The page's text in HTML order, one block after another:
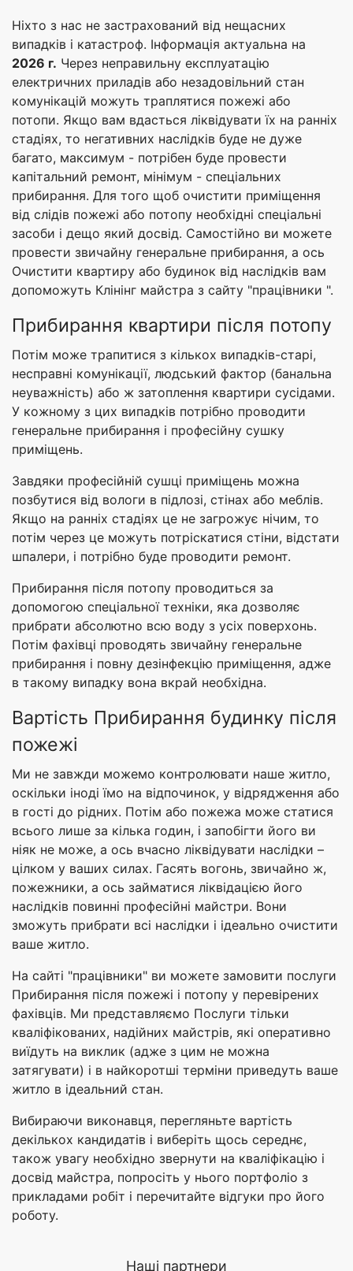
Ніхто з нас не застрахований від нещасних
випадків і катастроф. Інформація актуальна на
2026 г. Через неправильну експлуатацію
електричних приладів або незадовільний стан
комунікацій можуть траплятися пожежі або
потопи. Якщо вам вдасться ліквідувати їх на ранніх
стадіях, то негативних наслідків буде не дуже
багато, максимум - потрібен буде провести
капітальний ремонт, мінімум - спеціальних
прибирання. Для того щоб очистити приміщення
від слідів пожежі або потопу необхідні спеціальні
засоби і дещо який досвід. Самостійно ви можете
провести звичайну генеральне прибирання, а ось
Очистити квартиру або будинок від наслідків вам
допоможуть Клінінг майстра з сайту "працівники ".
Прибирання квартири після потопу
Потім може трапитися з кількох випадків-старі,
несправні комунікації, людський фактор (банальна
неуважність) або ж затоплення квартири сусідами.
У кожному з цих випадків потрібно проводити
генеральне прибирання і професійну сушку
приміщень.
Завдяки професійній сушці приміщень можна
позбутися від вологи в підлозі, стінах або меблів.
Якщо на ранніх стадіях це не загрожує нічим, то
потім через це можуть потріскатися стіни, відстати
шпалери, і потрібно буде проводити ремонт.
Прибирання після потопу проводиться за
допомогою спеціальної техніки, яка дозволяє
прибрати абсолютно всю воду з усіх поверхонь.
Потім фахівці проводять звичайну генеральне
прибирання і повну дезінфекцію приміщення, адже
в такому випадку вона вкрай необхідна.
Вартість Прибирання будинку після
пожежі
Ми не завжди можемо контролювати наше житло,
оскільки іноді їмо на відпочинок, у відрядження або
в гості до рідних. Потім або пожежа може статися
всього лише за кілька годин, і запобігти його ви
ніяк не може, а ось вчасно ліквідувати наслідки –
цілком у ваших силах. Гасять вогонь, звичайно ж,
пожежники, а ось займатися ліквідацією його
наслідків повинні професійні майстри. Вони
зможуть прибрати всі наслідки і ідеально очистити
ваше житло.
На сайті "працівники" ви можете замовити послуги
Прибирання після пожежі і потопу у перевірених
фахівців. Ми представляємо Послуги тільки
кваліфікованих, надійних майстрів, які оперативно
виїдуть на виклик (адже з цим не можна
затягувати) і в найкоротші терміни приведуть ваше
житло в ідеальний стан.
Вибираючи виконавця, перегляньте вартість
декількох кандидатів і виберіть щось середнє,
також увагу необхідно звернути на кваліфікацію і
досвід майстра, попросіть у нього портфоліо з
прикладами робіт і перечитайте відгуки про його
роботу.
Наші партнери